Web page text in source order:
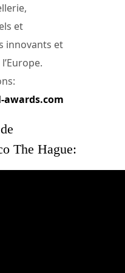
et
innovants et
The Hague: